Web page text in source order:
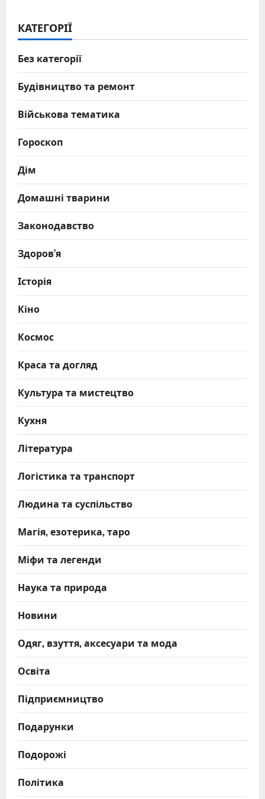
КАТЕГОРІЇ
Без категорії
Будівництво та ремонт
Військова тематика
Гороскоп
Дім
Домашні тварини
Законодавство
Здоров’я
Історія
Кіно
Космос
Краса та догляд
Культура та мистецтво
Кухня
Література
Логістика та транспорт
Людина та суспільство
Магія, езотерика, таро
Міфи та легенди
Наука та природа
Новини
Одяг, взуття, аксесуари та мода
Освіта
Підприємництво
Подарунки
Подорожі
Політика